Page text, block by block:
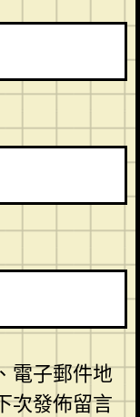
電子郵件地
次發佈留言